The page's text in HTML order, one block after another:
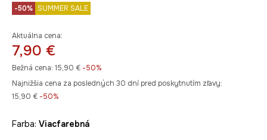
-50% SUMMER SALE
Aktuálna cena:
7,90 €
Bežná cena: 15,90 € -50%
Najnižšia cena za posledných 30 dní pred poskytnutím zľavy:
15,90 € -50%
Farba: viacfarebná